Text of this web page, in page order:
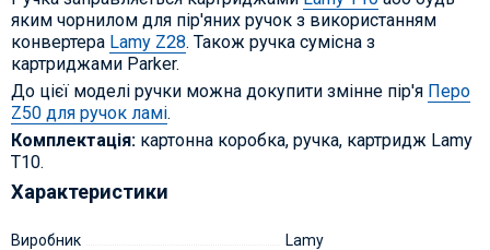
яким чорнилом для пір'яних ручок з використанням
конвертера Lamy Z28. Також ручка сумісна з
картриджами Parker.
До цієї моделі ручки можна докупити змінне пір'я Перо
Z50 для ручок ламі.
Комплектація:картонна коробка, ручка, картридж Lamy
T10.
Характеристики
Виробник
Lamy